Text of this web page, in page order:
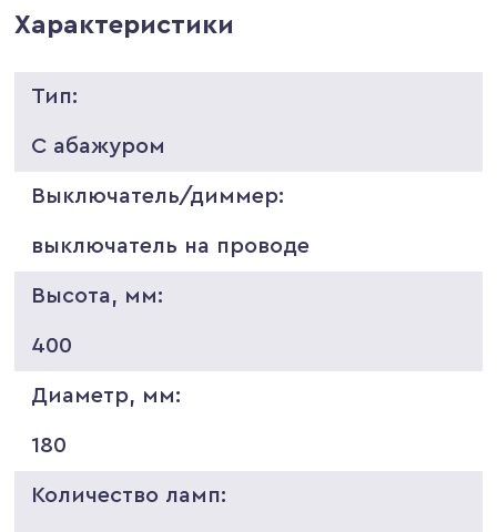
Характеристики
Тип:
С абажуром
Выключатель/диммер:
выключатель на проводе
Высота, мм:
400
Диаметр, мм:
180
Количество ламп: